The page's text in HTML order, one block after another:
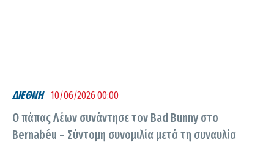
ΔΙΕΘΝΗ 10/06/2026 00:00
Ο πάπας Λέων συνάντησε τον Bad Bunny στο
Bernabéu – Σύντομη συνομιλία μετά τη συναυλία